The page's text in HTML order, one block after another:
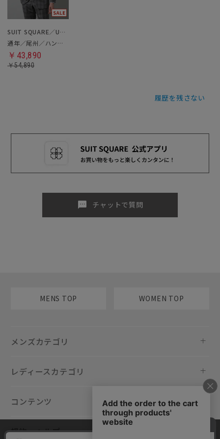
SUIT SQUARE／UNIVERSAL LANGUAGE
通年／尾州／ハンドメイドスーツ
￥43,890
￥54,890
履歴を残さない
sms チャットで質問
MENS TOP WOMEN TOP
メンズカテゴリ
レディースカテゴリ
コンテンツ
規約・ヘルプ